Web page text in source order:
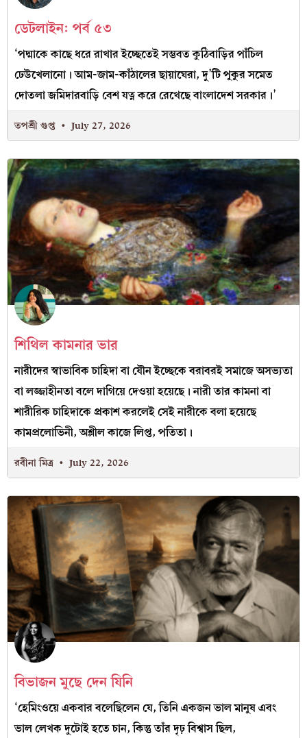
ডেটলাইন: পর্ব ৫৩
‘পদ্মাকে কাছে ধরে রাখার ইচ্ছেতেই সম্ভবত কুঠিবাড়ির পাঁচিল
ঢেউখেলানো। আম-জাম-কাঁঠালের ছায়াঘেরা, দু’টি পুকুর সমেত
দোতলা জমিদারবাড়ি বেশ যত্ন করে রেখেছে বাংলাদেশ সরকার।’
তপশ্রী গুপ্ত July 27, 2026
শিথিল কামনার ভার
নারীদের স্বাভাবিক চাহিদা বা যৌন ইচ্ছেকে বরাবরই সমাজে অসভ্যতা
বা লজ্জাহীনতা বলে দাগিয়ে দেওয়া হয়েছে। নারী তার কামনা বা
শারীরিক চাহিদাকে প্রকাশ করলেই সেই নারীকে বলা হয়েছে
কামপ্রলোভিনী, অশ্লীল কাজে লিপ্ত, পতিতা।
রবীনা মিত্র July 22, 2026
বিভাজন মুছে দেন যিনি
‘হেমিংওয়ে একবার বলেছিলেন যে, তিনি একজন ভাল মানুষ এবং
ভাল লেখক দুটোই হতে চান, কিন্তু তাঁর দৃঢ় বিশ্বাস ছিল,